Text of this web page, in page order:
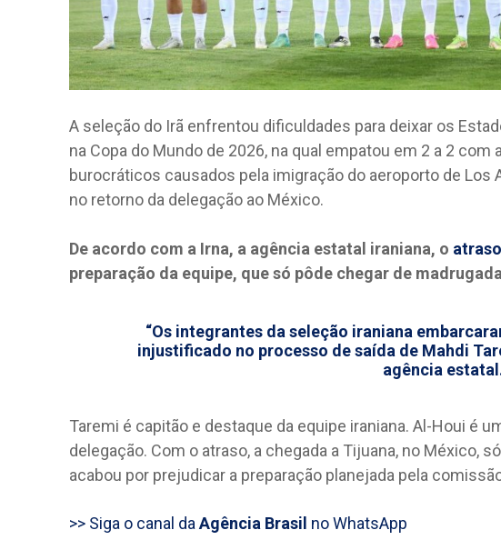
A seleção do Irã enfrentou dificuldades para deixar os
na Copa do Mundo de 2026, na qual empatou em 2 a 2
burocráticos causados pela imigração do aeroporto de
no retorno da delegação ao México.
De acordo com a Irna, a agência estatal iraniana, o
preparação da equipe, que só pôde chegar de
“Os integrantes da seleção iraniana
injustificado no processo de saída de Mahdi
agência
Taremi é capitão e destaque da equipe iraniana. Al-Houi é
delegação. Com o atraso, a chegada a Tijuana, no México,
acabou por prejudicar a preparação planejada pela
>> Siga o canal da Agência Brasil no WhatsApp